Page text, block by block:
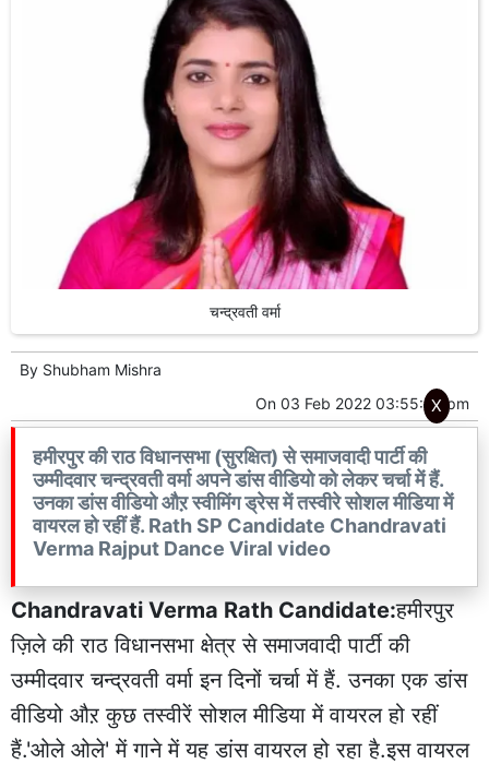
चन्द्रवती वर्मा
By Shubham Mishra
On 03 Feb 2022 03:55:57 pm
हमीरपुर की राठ विधानसभा (सुरक्षित) से समाजवादी पार्टी की
उम्मीदवार चन्द्रवती वर्मा अपने डांस वीडियो को लेकर चर्चा में हैं.
उनका डांस वीडियो औऱ स्वीमिंग ड्रेस में तस्वीरे सोशल मीडिया में
वायरल हो रहीं हैं. Rath SP Candidate Chandravati
Verma Rajput Dance Viral video
Chandravati Verma Rath Candidate:हमीरपुर
ज़िले की राठ विधानसभा क्षेत्र से समाजवादी पार्टी की
उम्मीदवार चन्द्रवती वर्मा इन दिनों चर्चा में हैं. उनका एक डांस
वीडियो औऱ कुछ तस्वीरें सोशल मीडिया में वायरल हो रहीं
हैं.'ओले ओले' में गाने में यह डांस वायरल हो रहा है.इस वायरल
X